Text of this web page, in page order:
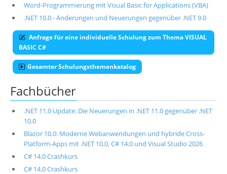
Word-Programmierung mit Visual Basic for Applications (VBA)
.NET 10.0 - Änderungen und Neuerungen gegenüber .NET 9.0
Anfrage für eine individuelle Schulung zum Thema VISUAL
BASIC C#
Gesamter Schulungsthemenkatalog
Fachbücher
.NET 11.0 Update: Die Neuerungen in .NET 11.0 gegenüber .NET
10.0
Blazor 10.0: Moderne Webanwendungen und hybride Cross-
Platform-Apps mit .NET 10.0, C# 14.0 und Visual Studio 2026
C# 14.0 Crashkurs
C# 14.0 Crashkurs